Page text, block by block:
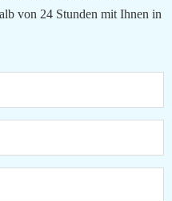
von 24 Stunden mit Ihnen in